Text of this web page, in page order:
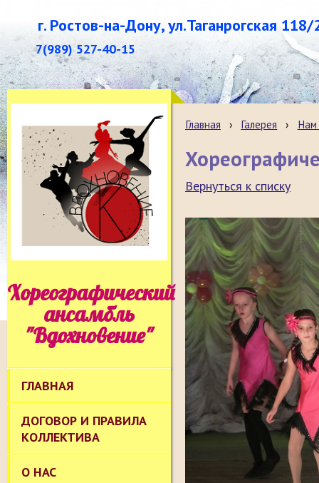
г. Ростов-на-Дону, ул.Таганрогская 118/
7(989) 527-40-15
Хореографический
ансамбль
"Вдохновение"
ГЛАВНАЯ
ДОГОВОР И ПРАВИЛА
КОЛЛЕКТИВА
О НАС
Главная › Галерея › Нам
Вернуться к списку